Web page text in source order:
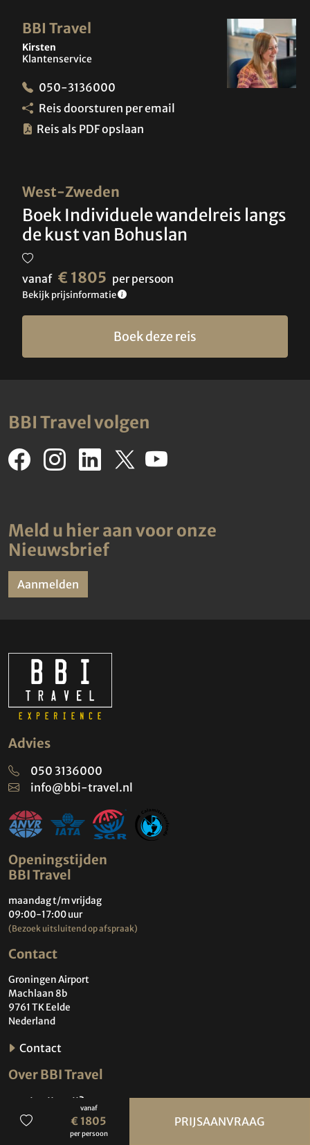
West-Zweden
Boek Individuele wandelreis langs
de kust van Bohuslan
vanaf € 1805 per persoon
Bekijk prijsinformatie
Boek deze reis
BBI Travel
Kirsten
Klantenservice
050-3136000
Reis doorsturen per email
Reis als PDF opslaan
vanaf
€ 1805
per persoon
PRIJSAANVRAAG
BBI Travel volgen
Meld u hier aan voor onze
Nieuwsbrief
Aanmelden
Advies
050 3136000
info@bbi-travel.nl
Openingstijden
BBI Travel
maandag t/m vrijdag
09:00-17:00 uur
(Bezoek uitsluitend op afspraak)
Contact
Groningen Airport
Machlaan 8b
9761 TK Eelde
Nederland
Contact
Over BBI Travel
Wie zijn wij?
Contact